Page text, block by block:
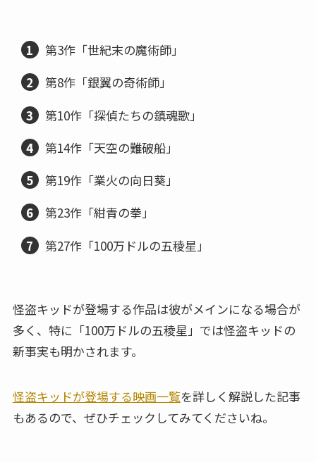
第3作「世紀末の魔術師」
第8作「銀翼の奇術師」
第10作「探偵たちの鎮魂歌」
第14作「天空の難破船」
第19作「業火の向日葵」
第23作「紺青の拳」
第27作「100万ドルの五稜星」
怪盗キッドが登場する作品は彼がメインになる場合が
多く、特に「100万ドルの五稜星」では怪盗キッドの
新事実も明かされます。
怪盗キッドが登場する映画一覧を詳しく解説した記事
もあるので、ぜひチェックしてみてくださいね。